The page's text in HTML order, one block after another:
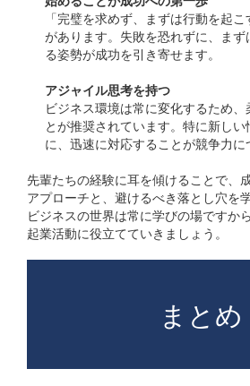
「完璧を求めず、まずは行動を起
があります。失敗を恐れずに、ま
る姿勢が成功を引き寄せます。
アジャイル思考を持つ
ビジネス環境は常に変化するため
とが推奨されています。特に新し
に、迅速に対応することが競争力に
先輩たちの経験に耳を傾けることで、
アプローチと、避けるべき落とし穴を
ビジネスの世界は常に学びの場ですか
起業活動に役立てていきましょう。
まとめ